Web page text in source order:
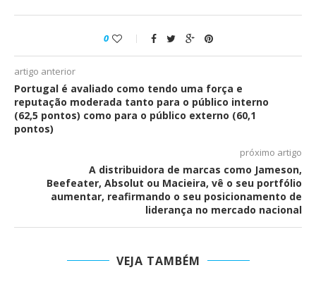
0
artigo anterior
Portugal é avaliado como tendo uma força e
reputação moderada tanto para o público interno
(62,5 pontos) como para o público externo (60,1
pontos)
próximo artigo
A distribuidora de marcas como Jameson,
Beefeater, Absolut ou Macieira, vê o seu portfólio
aumentar, reafirmando o seu posicionamento de
liderança no mercado nacional
VEJA TAMBÉM